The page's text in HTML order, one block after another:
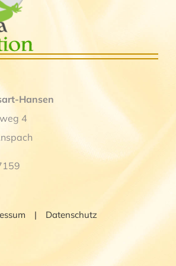
Hansen
4
Datenschutz